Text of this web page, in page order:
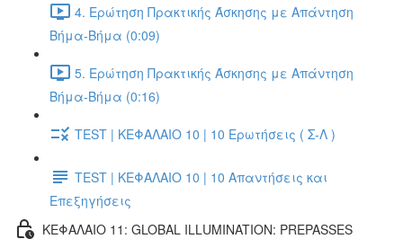
4. Ερώτηση Πρακτικής Άσκησης με Απάντηση
Βήμα-Βήμα (0:09)
5. Ερώτηση Πρακτικής Άσκησης με Απάντηση
Βήμα-Βήμα (0:16)
TEST | ΚΕΦΑΛΑΙΟ 10 | 10 Ερωτήσεις ( Σ-Λ )
TEST | ΚΕΦΑΛΑΙΟ 10 | 10 Απαντήσεις και
Επεξηγήσεις
ΚΕΦΑΛΑΙΟ 11: GLOBAL ILLUMINATION: PREPASSES